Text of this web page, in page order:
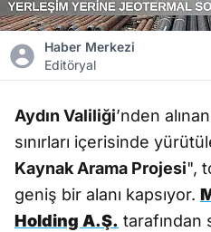
Haber Merkezi
Editöryal
Aydın Valiliği’nden
sınırları içerisinde
Kaynak Arama Projesi",
geniş bir alanı kapsıyor.
Holding A.Ş. tarafından